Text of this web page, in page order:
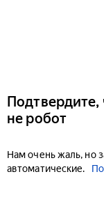
Подтвердите,
не робот
Нам очень жаль, но
автоматические.